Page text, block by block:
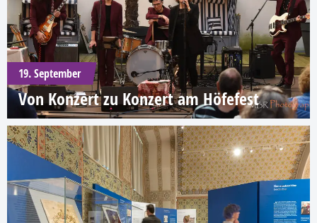
19. September
Von Konzert zu Konzert am Höfefest